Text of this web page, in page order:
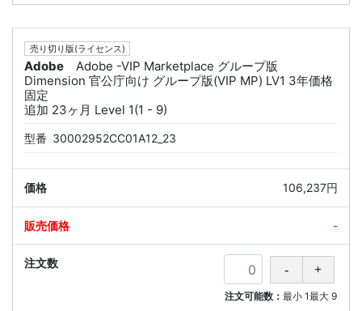
売り切り版(ライセンス)
Adobe
Adobe -VIP Marketplace グループ版
Dimension 官公庁向け グループ版(VIP MP) LV1 3年価格
固定
追加 23ヶ月 Level 1(1 - 9)
型番 30002952CC01A12_23
106,237円
-
注文可能数：最小 1最大 9